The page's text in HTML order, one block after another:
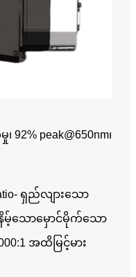
peak@650nm၊
ရှည်လျားသော
မ့်သောမှောင်မိုက်သော
အထိမြင့်မား